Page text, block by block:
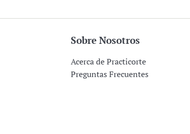
Sobre Nosotros
Acerca de Practicorte
Preguntas Frecuentes